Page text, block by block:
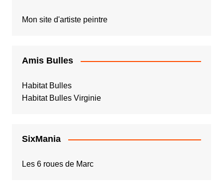
Mon site d'artiste peintre
Amis Bulles
Habitat Bulles
Habitat Bulles Virginie
SixMania
Les 6 roues de Marc